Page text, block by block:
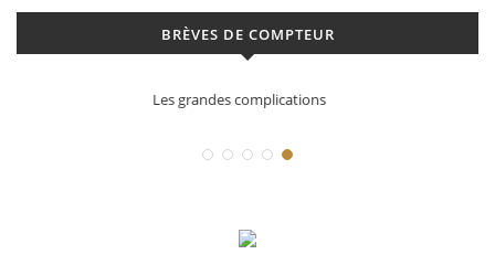
BRÈVES DE COMPTEUR
Déconstruction Parmigiani Fleurier